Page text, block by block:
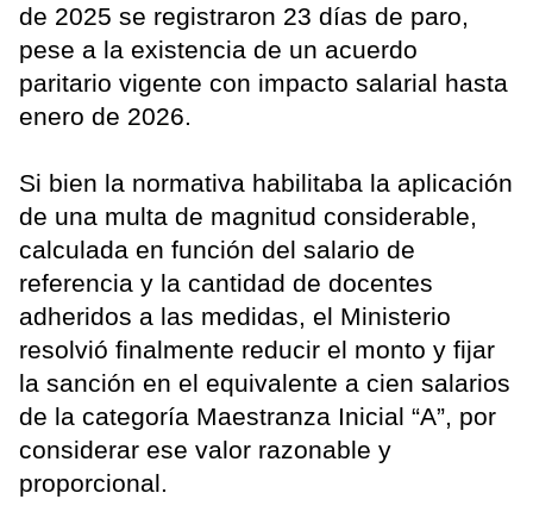
de 2025 se registraron 23 días de paro,
pese a la existencia de un acuerdo
paritario vigente con impacto salarial hasta
enero de 2026.
Si bien la normativa habilitaba la aplicación
de una multa de magnitud considerable,
calculada en función del salario de
referencia y la cantidad de docentes
adheridos a las medidas, el Ministerio
resolvió finalmente reducir el monto y fijar
la sanción en el equivalente a cien salarios
de la categoría Maestranza Inicial “A”, por
considerar ese valor razonable y
proporcional.